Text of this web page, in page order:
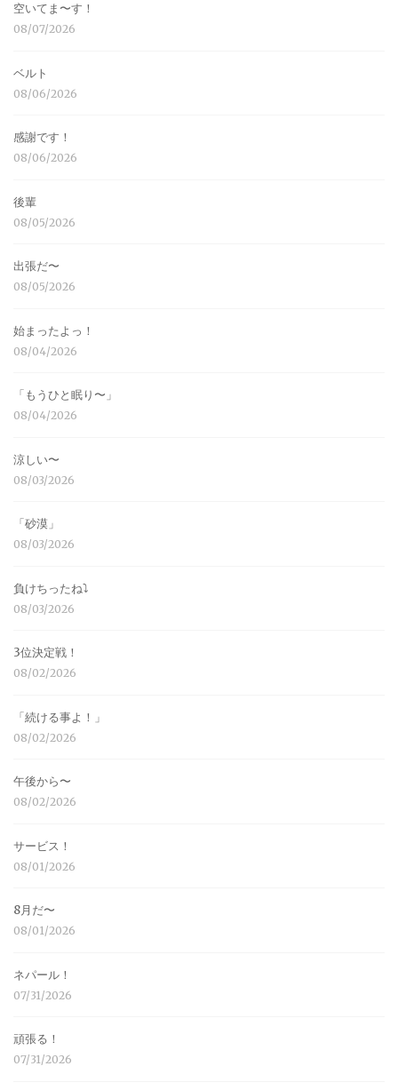
空いてま〜す！
08/07/2026
ベルト
08/06/2026
感謝です！
08/06/2026
後輩
08/05/2026
出張だ〜
08/05/2026
始まったよっ！
08/04/2026
「もうひと眠り〜」
08/04/2026
涼しい〜
08/03/2026
「砂漠」
08/03/2026
負けちったね⤵︎
08/03/2026
3位決定戦！
08/02/2026
「続ける事よ！」
08/02/2026
午後から〜
08/02/2026
サービス！
08/01/2026
8月だ〜
08/01/2026
ネパール！
07/31/2026
頑張る！
07/31/2026